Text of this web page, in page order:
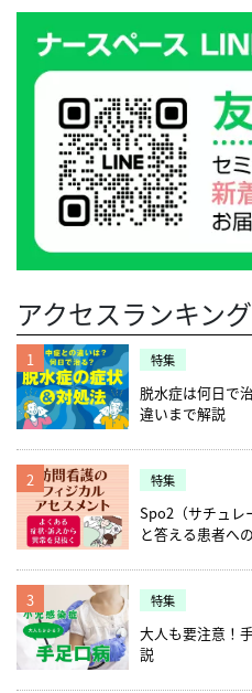
アクセスランキング
1 特集
脱水症は何日で
違いまで解説
2 特集
Spo2（サチュレ
と答える患者へ
3 特集
大人も要注意！
説